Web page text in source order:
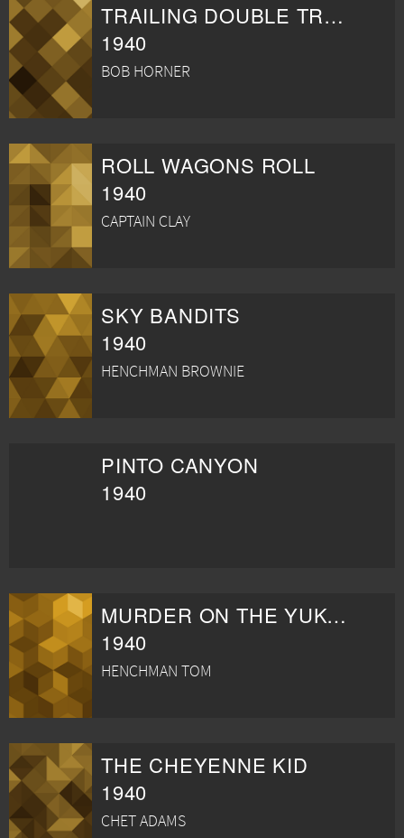
TRAILING DOUBLE TROUBLE
1940
BOB HORNER
ROLL WAGONS ROLL
1940
CAPTAIN CLAY
SKY BANDITS
1940
HENCHMAN BROWNIE
PINTO CANYON
1940
MURDER ON THE YUKON
1940
HENCHMAN TOM
THE CHEYENNE KID
1940
CHET ADAMS